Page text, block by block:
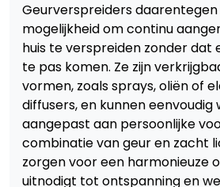
Geurverspreiders
mogelijkheid om continu
huis te verspreiden zonder dat
te pas komen. Ze zijn
vormen, zoals sprays, oliën of
diffusers, en kunnen eenvoudig
aangepast aan persoonlijke
combinatie van geur en zacht
zorgen voor een harmonieuze
uitnodigt tot ontspanning en